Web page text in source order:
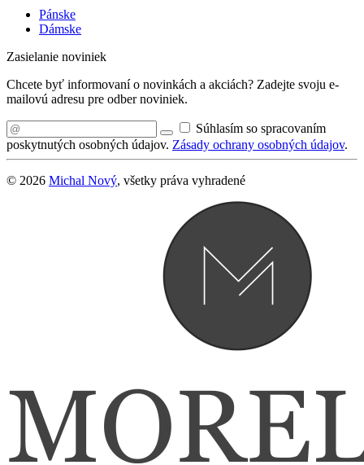
Pánske
Dámske
Zasielanie noviniek
Chcete byť informovaní o novinkách a akciách? Zadejte svoju e-
mailovú adresu pre odber noviniek.
Súhlasím so spracovaním
poskytnutých osobných údajov. Zásady ochrany osobných údajov.
© 2026 Michal Nový, všetky práva vyhradené